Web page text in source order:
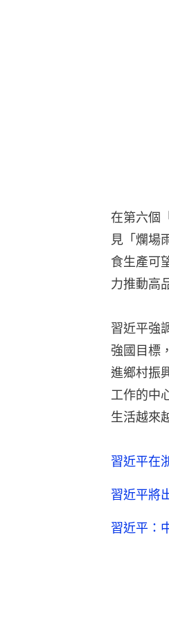
在第六個
見「爛場
食生產可
力推動高
習近平強
強國目標
進鄉村振
工作的中
生活越來
習近平在
習近平將
習近平：